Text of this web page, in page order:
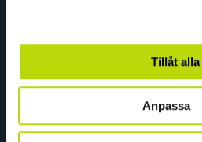
Tillåt alla
Anpassa
Linkedin